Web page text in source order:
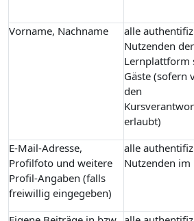
Vorname, Nachname
alle
Nutzenden der
Lernplattform
Gäste (sofern
den
erlaubt)
E-Mail-Adresse,
Profilfoto und weitere
Profil-Angaben (falls
freiwillig eingegeben)
alle
Nutzenden im